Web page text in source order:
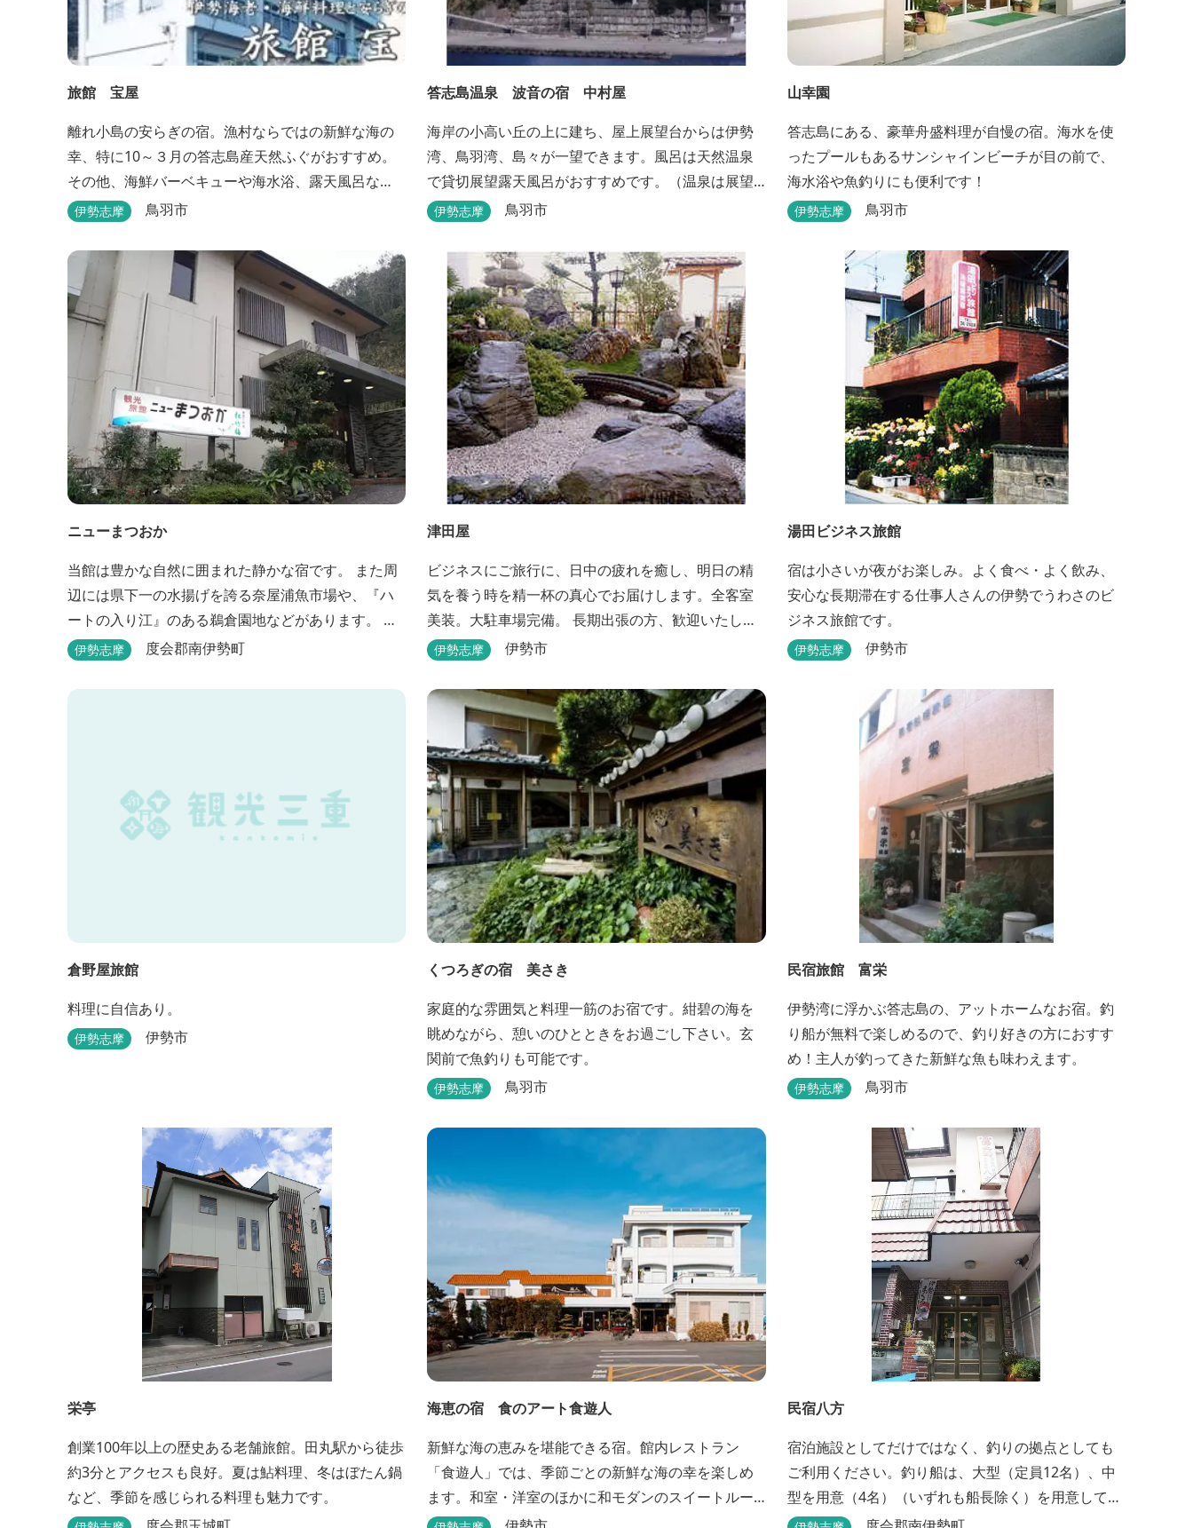
旅館 宝屋
離れ小島の安らぎの宿。漁村ならではの新鮮な海の
幸、特に10～３月の答志島産天然ふぐがおすすめ。
その他、海鮮バーベキューや海水浴、露天風呂な
ど。
伊勢志摩 鳥羽市
答志島温泉 波音の宿 中村屋
海岸の小高い丘の上に建ち、屋上展望台からは伊勢
湾、鳥羽湾、島々が一望できます。風呂は天然温泉
で貸切展望露天風呂がおすすめです。（温泉は展望
大浴場のみとなります。）
伊勢志摩 鳥羽市
山幸園
答志島にある、豪華舟盛料理が自慢の宿。海水を使
ったプールもあるサンシャインビーチが目の前で、
海水浴や魚釣りにも便利です！
伊勢志摩 鳥羽市
ニューまつおか
当館は豊かな自然に囲まれた静かな宿です。 また周
辺には県下一の水揚げを誇る奈屋浦魚市場や、『ハ
ートの入り江』のある鵜倉園地などがあります。 ジ
ェット風呂で旅の疲れを癒し、新鮮な海の幸をどう
と・・くつろぎの時間がここにあります。
伊勢志摩 度会郡南伊勢町
津田屋
ビジネスにご旅行に、日中の疲れを癒し、明日の精
気を養う時を精一杯の真心でお届けします。全客室
美装。大駐車場完備。 長期出張の方、歓迎いたしま
す。浴室は24時間ご利用頂けます。
伊勢志摩 伊勢市
湯田ビジネス旅館
宿は小さいが夜がお楽しみ。よく食べ・よく飲み、
安心な長期滞在する仕事人さんの伊勢でうわさのビ
ジネス旅館です。
伊勢志摩 伊勢市
倉野屋旅館
料理に自信あり。
伊勢志摩 伊勢市
くつろぎの宿 美さき
家庭的な雰囲気と料理一筋のお宿です。紺碧の海を
眺めながら、憩いのひとときをお過ごし下さい。玄
関前で魚釣りも可能です。
伊勢志摩 鳥羽市
民宿旅館 富栄
伊勢湾に浮かぶ答志島の、アットホームなお宿。釣
り船が無料で楽しめるので、釣り好きの方におすす
め！主人が釣ってきた新鮮な魚も味わえます。
伊勢志摩 鳥羽市
栄亭
創業100年以上の歴史ある老舗旅館。田丸駅から徒歩
約3分とアクセスも良好。夏は鮎料理、冬はぼたん鍋
など、季節を感じられる料理も魅力です。
海恵の宿 食のアート食遊人
新鮮な海の恵みを堪能できる宿。館内レストラン
「食遊人」では、季節ごとの新鮮な海の幸を楽しめ
ます。和室・洋室のほかに和モダンのスイートルー
ムもあります。
民宿八方
宿泊施設としてだけではなく、釣りの拠点としても
ご利用ください。釣り船は、大型（定員12名）、中
型を用意（4名）（いずれも船長除く）を用意してお
ります。鯛、黒鯛、ハマチ、ブリ、イカ等、お客様